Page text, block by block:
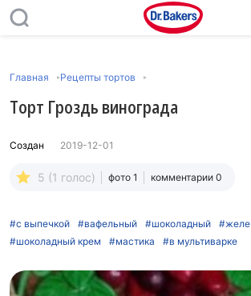
Главная Рецепты тортов
Торт Гроздь винограда
Создан 2019-12-01
5 (1 голос) фото 1 комментарии 0
#с выпечкой #вафельный #шоколадный
#желе
#шоколадный крем
#мастика #в мультиварке